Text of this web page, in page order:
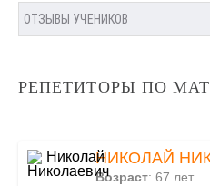
ОТЗЫВЫ УЧЕНИКОВ
РЕПЕТИТОРЫ ПО
НИКОЛАЙ
Возраст: 67 лет.